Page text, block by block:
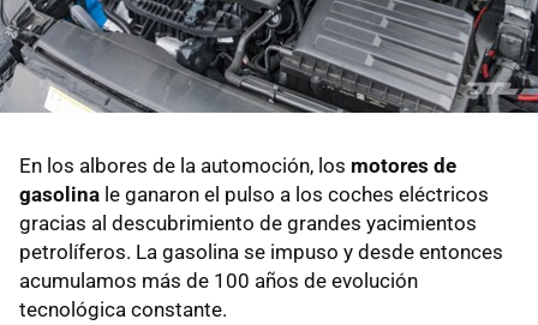
En los albores de la automoción, los motores de
gasolina le ganaron el pulso a los coches eléctricos
gracias al descubrimiento de grandes yacimientos
petrolíferos. La gasolina se impuso y desde entonces
acumulamos más de 100 años de evolución
tecnológica constante.